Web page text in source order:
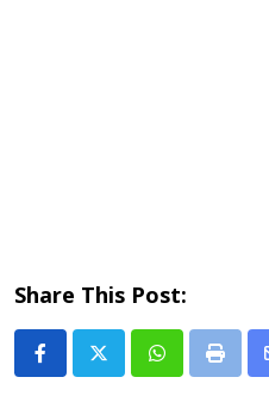
Share This Post:
Whatsapp
Print